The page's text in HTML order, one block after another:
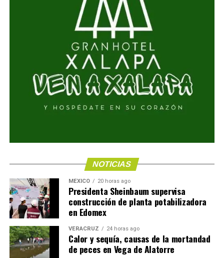
NOTICIAS
MÉXICO 20 horas ago
Presidenta Sheinbaum supervisa
construcción de planta potabilizadora
en Edomex
VERACRUZ 24 horas ago
Calor y sequía, causas de la mortandad
de peces en Vega de Alatorre